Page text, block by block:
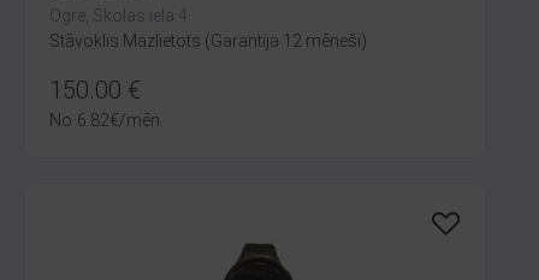
Ogre, Skolas iela 4
Stāvoklis Mazlietots (Garantija 12 mēneši)
150.00 €
No 6.82€/mēn.